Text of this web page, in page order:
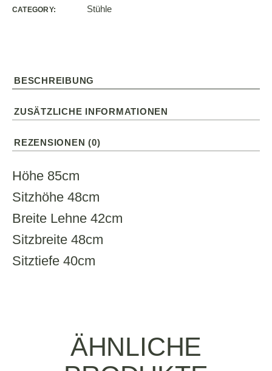
CATEGORY: Stühle
BESCHREIBUNG
ZUSÄTZLICHE INFORMATIONEN
REZENSIONEN (0)
Höhe 85cm
Sitzhöhe 48cm
Breite Lehne 42cm
Sitzbreite 48cm
Sitztiefe 40cm
ÄHNLICHE